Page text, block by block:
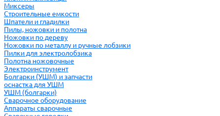
Миксеры
Строительные емкости
Шпатели и гладилки
Пилы, ножовки и полотна
Ножовки по дереву
Ножовки по металлу и ручные лобзики
Пилки для электролобзика
Полотна ножовочные
Электроинструмент
Болгарки (УШМ) и запчасти
оснастка для УШМ
УШМ (болгарки)
Сварочное оборудование
Аппараты сварочные